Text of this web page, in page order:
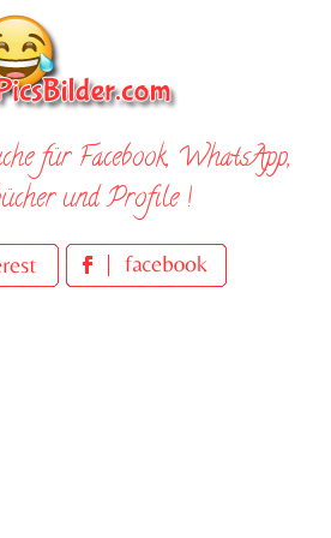
für Facebook, WhatsApp,
und Profile !